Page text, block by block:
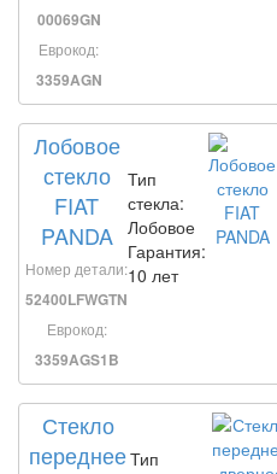
00069GN
Еврокод:
3359AGN
Лобовое
стекло
FIAT
PANDA
Номер детали:
52400LFWGTN
Еврокод:
3359AGS1B
Тип
стекла:
Лобовое
Гарантия:
10 лет
Стекло
переднееТип